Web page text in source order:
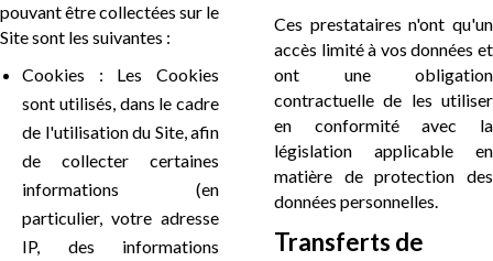
pouvant être collectées sur le
Site sont les suivantes :
Cookies : Les Cookies
sont utilisés, dans le cadre
de l'utilisation du Site, afin
de collecter certaines
informations (en
particulier, votre adresse
IP, des informations
Ces prestataires n'ont qu'un
accès limité à vos données et
ont une obligation
contractuelle de les utiliser
en conformité avec la
législation applicable en
matière de protection des
données personnelles.
Transferts de